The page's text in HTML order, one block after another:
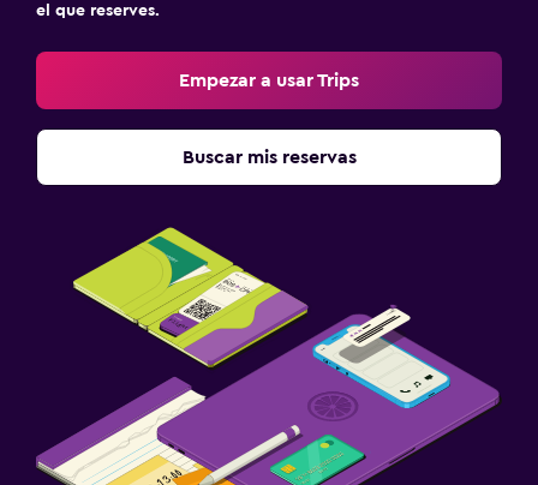
el que reserves.
Empezar a usar Trips
Buscar mis reservas